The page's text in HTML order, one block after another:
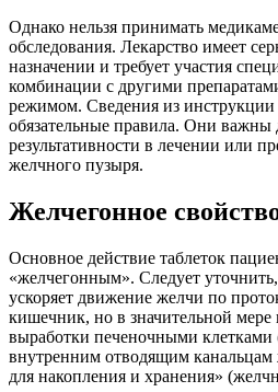
Однако нельзя принимать
обследования. Лекарство имеет
назначении и требует участия
комбинации с другими
режимом. Сведения из инструкции
обязательные правила. Они важны
результативности в лечении или
желчного пузыря.
Желчегонное
Основное действие таблеток
«желчегонным». Следует
ускоряет движение желчи по
кишечник, но в значительной
выработки печеночными
внутренним отводящим канальцам
для накопления и хранения»